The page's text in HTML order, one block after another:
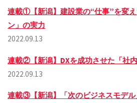
連載①【新潟】建設業の“仕事”を変
ン」の実力
2022.09.13
連載②【新潟】DXを成功させた「社
2022.09.13
連載③【新潟】「次のビジネスモデ